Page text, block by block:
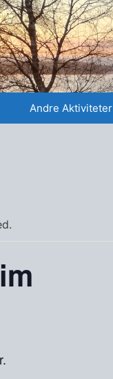
Andre Aktiviteter